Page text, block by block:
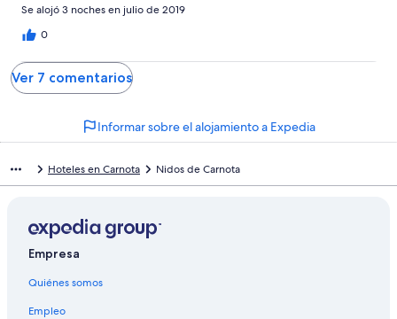
Se alojó 3 noches en julio de 2019
0
Ver 7 comentarios
Informar sobre el alojamiento a Expedia
Hoteles en Carnota Nidos de Carnota
Empresa
Quiénes somos
Empleo